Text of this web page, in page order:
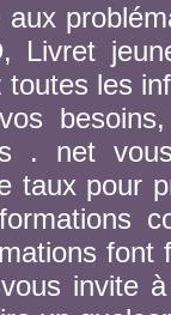
Livret
les
. net
taux pour
invite